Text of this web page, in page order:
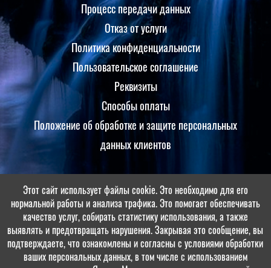
Процесс передачи данных
Отказ от услуги
Политика конфиденциальности
Пользовательское соглашение
Реквизиты
Способы оплаты
Положение об обработке и защите персональных
данных клиентов
Принимаем оплаты
Этот сайт использует файлы cookie. Это необходимо для его
нормальной работы и анализа трафика. Это помогает обеспечивать
качество услуг, собирать статистику использования, а также
выявлять и предотвращать нарушения. Закрывая это сообщение, вы
подтверждаете, что ознакомлены и согласны с условиями обработки
ваших персональных данных, в том числе с использованием